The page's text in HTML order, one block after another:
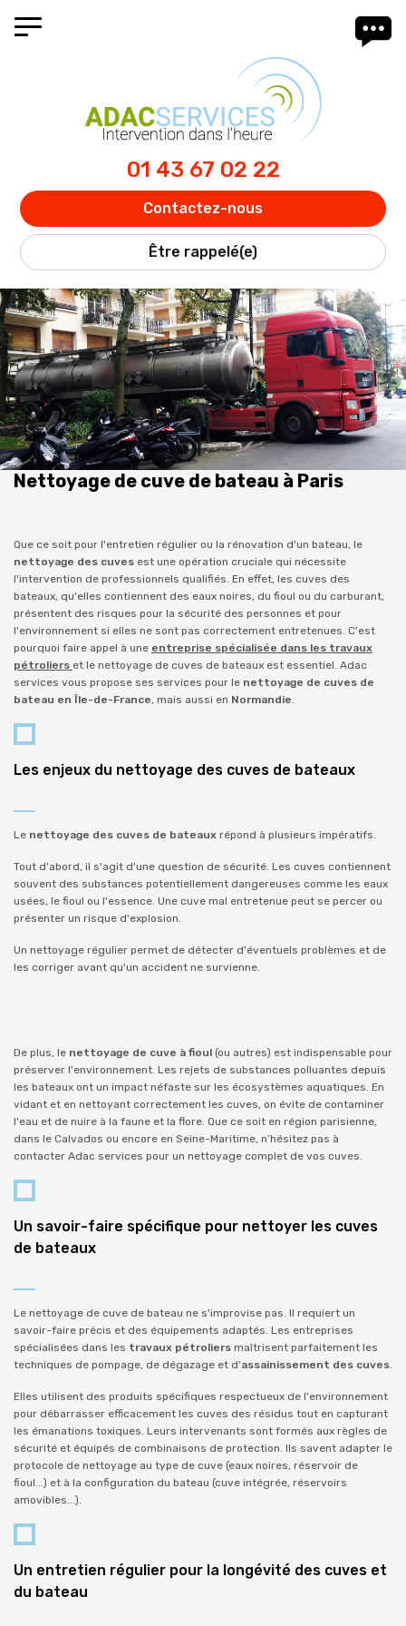
01 43 67 02 22
Contactez-nous
Être rappelé(e)
Nettoyage de cuve de bateau à Paris
Que ce soit pour l'entretien régulier ou la rénovation d'un bateau, le
nettoyage des cuves est une opération cruciale qui nécessite
l'intervention de professionnels qualifiés. En effet, les cuves des
bateaux, qu'elles contiennent des eaux noires, du fioul ou du carburant,
présentent des risques pour la sécurité des personnes et pour
l'environnement si elles ne sont pas correctement entretenues. C'est
pourquoi faire appel à une entreprise spécialisée dans les travaux
pétroliers et le nettoyage de cuves de bateaux est essentiel. Adac
services vous propose ses services pour le nettoyage de cuves de
bateau en Île-de-France, mais aussi en Normandie.
Les enjeux du nettoyage des cuves de bateaux
Le nettoyage des cuves de bateaux répond à plusieurs impératifs.
Tout d'abord, il s'agit d'une question de sécurité. Les cuves contiennent
souvent des substances potentiellement dangereuses comme les eaux
usées, le fioul ou l'essence. Une cuve mal entretenue peut se percer ou
présenter un risque d'explosion.
Un nettoyage régulier permet de détecter d'éventuels problèmes et de
les corriger avant qu'un accident ne survienne.
De plus, le nettoyage de cuve à fioul (ou autres) est indispensable pour
préserver l'environnement. Les rejets de substances polluantes depuis
les bateaux ont un impact néfaste sur les écosystèmes aquatiques. En
vidant et en nettoyant correctement les cuves, on évite de contaminer
l'eau et de nuire à la faune et la flore. Que ce soit en région parisienne,
dans le Calvados ou encore en Seine-Maritime, n’hésitez pas à
contacter Adac services pour un nettoyage complet de vos cuves.
Un savoir-faire spécifique pour nettoyer les cuves
de bateaux
Le nettoyage de cuve de bateau ne s'improvise pas. Il requiert un
savoir-faire précis et des équipements adaptés. Les entreprises
spécialisées dans les travaux pétroliers maîtrisent parfaitement les
techniques de pompage, de dégazage et d'assainissement des cuves.
Elles utilisent des produits spécifiques respectueux de l'environnement
pour débarrasser efficacement les cuves des résidus tout en capturant
les émanations toxiques. Leurs intervenants sont formés aux règles de
sécurité et équipés de combinaisons de protection. Ils savent adapter le
protocole de nettoyage au type de cuve (eaux noires, réservoir de
fioul...) et à la configuration du bateau (cuve intégrée, réservoirs
amovibles...).
Un entretien régulier pour la longévité des cuves et
du bateau